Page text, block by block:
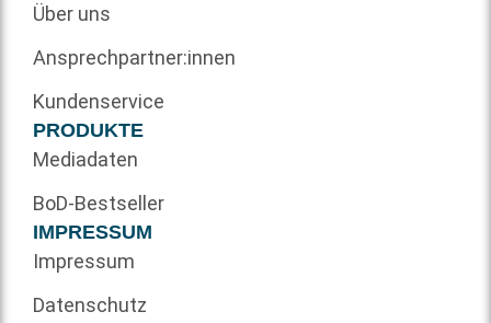
Über uns
Ansprechpartner:innen
Kundenservice
PRODUKTE
Mediadaten
BoD-Bestseller
IMPRESSUM
Impressum
Datenschutz